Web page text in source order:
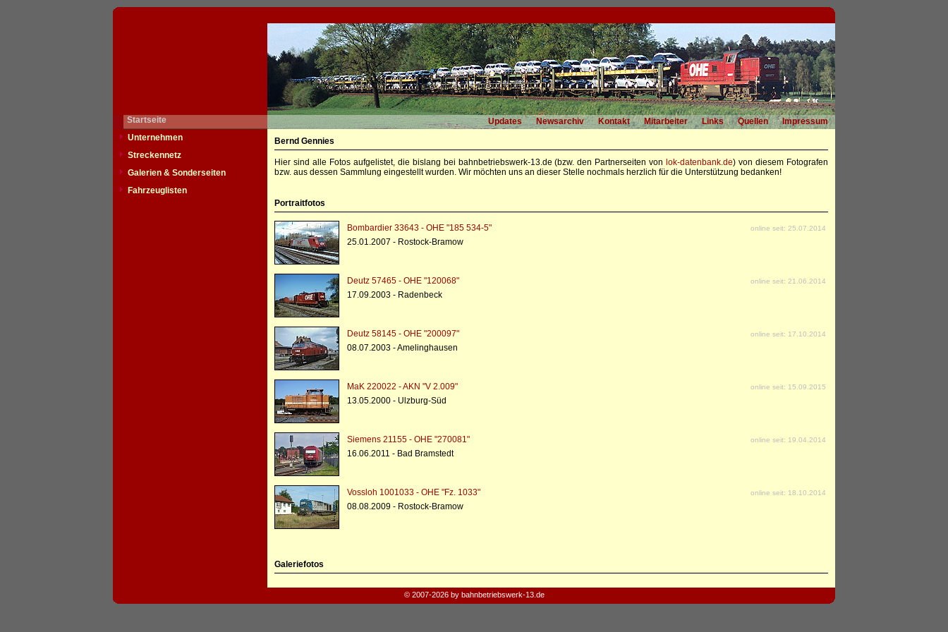
Startseite Updates Newsarchiv Kontakt Mitarbeiter Links Quellen
Impressum
Unternehmen
Streckennetz
Galerien & Sonderseiten
Fahrzeuglisten
Bernd Gennies
Hier sind alle Fotos aufgelistet, die bislang bei bahnbetriebswerk-13.de (bzw. den Partnerseiten von lok-datenbank.de) von diesem Fotografen
bzw. aus dessen Sammlung eingestellt wurden. Wir möchten uns an dieser Stelle nochmals herzlich für die Unterstützung bedanken!
Portraitfotos
Bombardier 33643 - OHE "185 534-5" online seit: 25.07.2014
25.01.2007 - Rostock-Bramow
Deutz 57465 - OHE "120068" online seit: 21.06.2014
17.09.2003 - Radenbeck
Deutz 58145 - OHE "200097" online seit: 17.10.2014
08.07.2003 - Amelinghausen
MaK 220022 - AKN "V 2.009" online seit: 15.09.2015
13.05.2000 - Ulzburg-Süd
Siemens 21155 - OHE "270081" online seit: 19.04.2014
16.06.2011 - Bad Bramstedt
Vossloh 1001033 - OHE "Fz. 1033" online seit: 18.10.2014
08.08.2009 - Rostock-Bramow
Galeriefotos
© 2007-2026 by bahnbetriebswerk-13.de